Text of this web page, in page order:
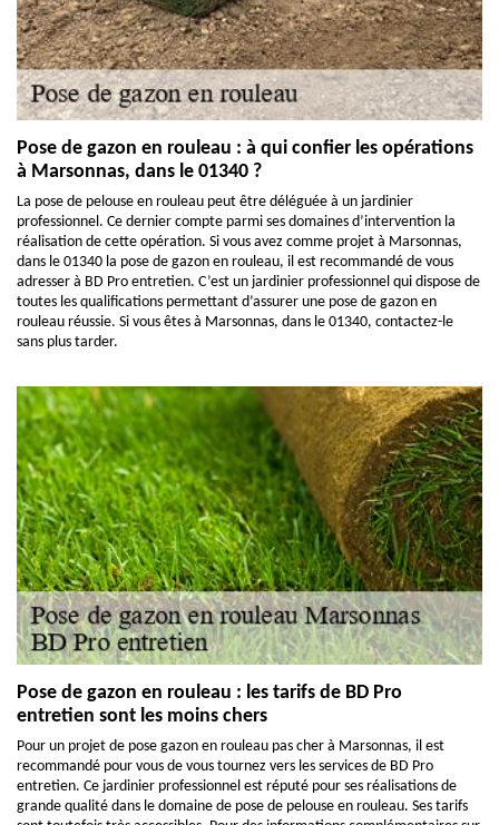
Pose de gazon en rouleau : à qui confier les opérations
à Marsonnas, dans le 01340 ?
La pose de pelouse en rouleau peut être déléguée à un jardinier
professionnel. Ce dernier compte parmi ses domaines d’intervention la
réalisation de cette opération. Si vous avez comme projet à Marsonnas,
dans le 01340 la pose de gazon en rouleau, il est recommandé de vous
adresser à BD Pro entretien. C’est un jardinier professionnel qui dispose de
toutes les qualifications permettant d’assurer une pose de gazon en
rouleau réussie. Si vous êtes à Marsonnas, dans le 01340, contactez-le
sans plus tarder.
Pose de gazon en rouleau : les tarifs de BD Pro
entretien sont les moins chers
Pour un projet de pose gazon en rouleau pas cher à Marsonnas, il est
recommandé pour vous de vous tournez vers les services de BD Pro
entretien. Ce jardinier professionnel est réputé pour ses réalisations de
grande qualité dans le domaine de pose de pelouse en rouleau. Ses tarifs